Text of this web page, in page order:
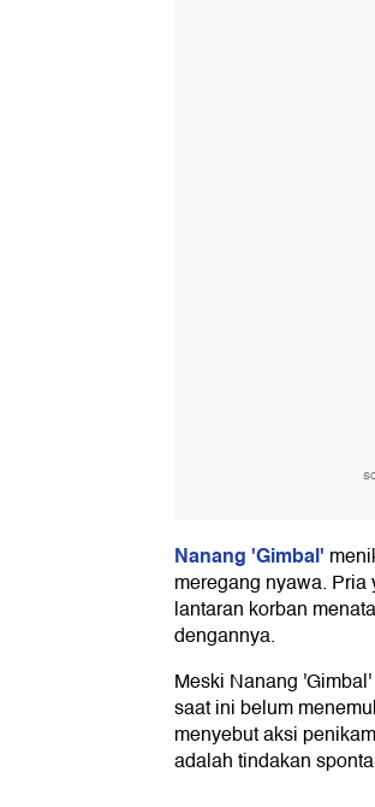
Nanang 'Gimbal'
meregang nyawa.
lantaran korban
dengannya.
Meski Nanang
saat ini belum
menyebut aksi
adalah tindakan